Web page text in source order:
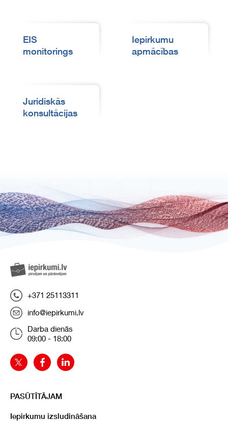
EIS
monitorings
Iepirkumu
apmācības
Juridiskās
konsultācijas
+371 25113311
info@iepirkumi.lv
Darba dienās
09:00 - 18:00
PASŪTĪTĀJAM
Iepirkumu izsludināšana